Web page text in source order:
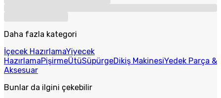
Daha fazla kategori
İçecek HazırlamaYiyecek
HazırlamaPişirmeÜtüSüpürgeDikiş MakinesiYedek Parça &
Aksesuar
Bunlar da ilgini çekebilir